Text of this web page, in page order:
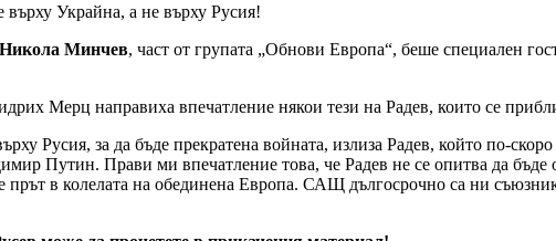
върху Украйна, а не върху Русия!
Никола Минчев, част от групата „Обнови Европа“, беше специален
Мерц направиха впечатление някои тези на Радев, които се
Русия, за да бъде прекратена войната, излиза Радев, който по-
Путин. Прави ми впечатление това, че Радев не се опитва да бъде
прът в колелата на обединена Европа. САЩ дългосрочно са ни